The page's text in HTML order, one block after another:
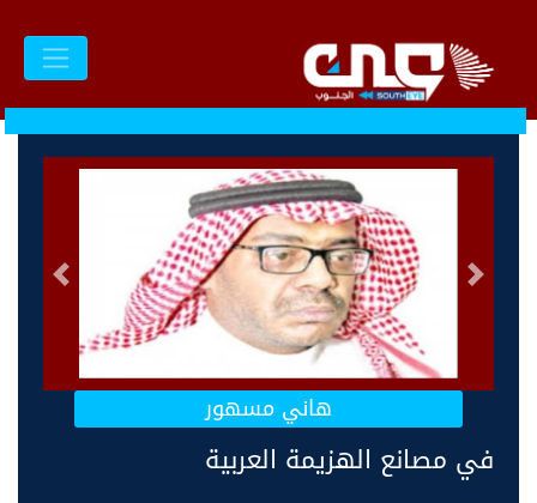
التالى السابق
هاني مسهور
في مصانع الهزيمة العربية